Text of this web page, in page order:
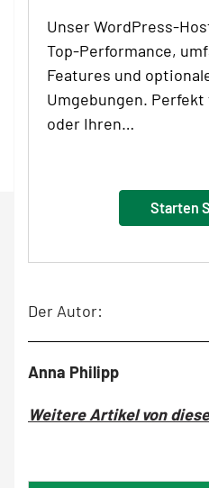
Unser WordPress-
Top-Performance,
Features und
Umgebungen.
oder Ihren…
Starten
Der Autor:
Anna Philipp
Weitere Artikel von